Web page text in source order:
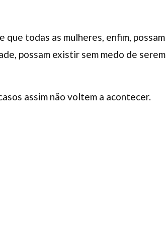
todas as mulheres, enfim, possam
possam existir sem medo de serem
assim não voltem a acontecer.